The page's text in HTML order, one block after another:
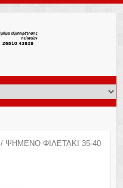
/ ΨΗΜΕΝΟ ΦΙΛΕΤΑΚΙ 35-40